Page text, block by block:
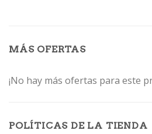
MÁS OFERTAS
¡No hay más ofertas para este
POLÍTICAS DE LA TIENDA